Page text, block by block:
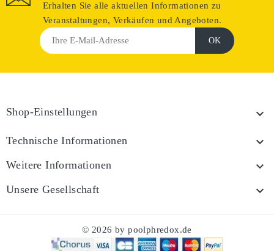
Erhalten Sie alle aktuellen Informationen zu
Veranstaltungen, Verkäufen und Angeboten.
Shop-Einstellungen 
Technische Informationen 
Weitere Informationen 
Unsere Gesellschaft 
© 2026 by poolphredox.de